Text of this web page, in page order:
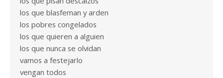
los que blasfeman y arden
los pobres congelados
los que quieren a alguien
los que nunca se olvidan
vamos a festejarlo
vengan todos